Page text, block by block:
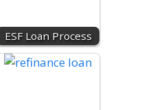
ESF Loan Process